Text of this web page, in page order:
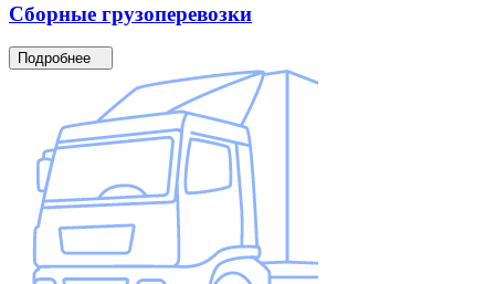
Сборные грузоперевозки
Подробнее